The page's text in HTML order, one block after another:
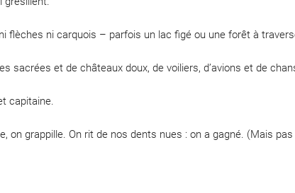
flèches ni carquois – parfois un lac figé ou une forêt à
sacrées et de châteaux doux, de voiliers, d’avions et de
capitaine.
on grappille. On rit de nos dents nues : on a gagné. (Mais